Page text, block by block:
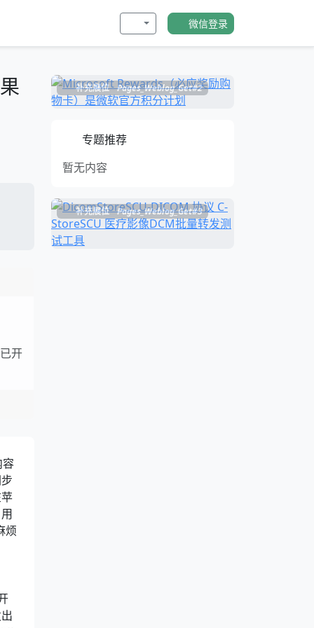
微信登录
开
容
烦
补充展位 Pages_Weblog_Get#2
专题推荐
暂无内容
补充展位 Pages_Weblog_Get#3